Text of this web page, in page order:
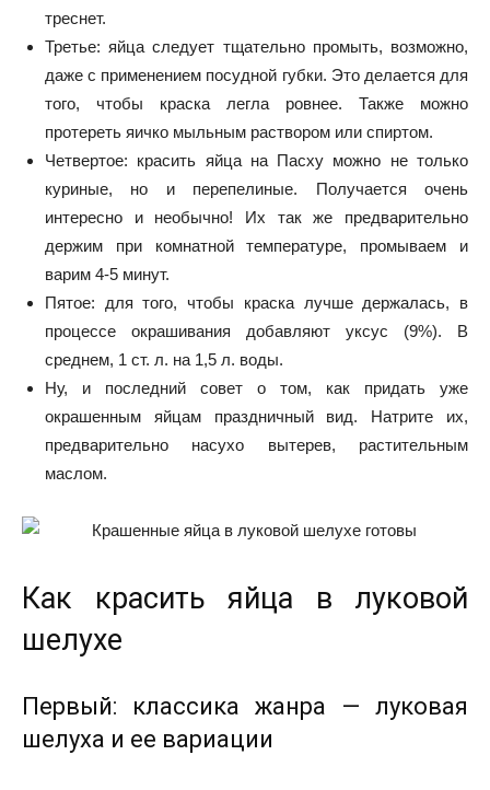
треснет.
Третье: яйца следует тщательно промыть, возможно,
даже с применением посудной губки. Это делается для
того, чтобы краска легла ровнее. Также можно
протереть яичко мыльным раствором или спиртом.
Четвертое: красить яйца на Пасху можно не только
куриные, но и перепелиные. Получается очень
интересно и необычно! Их так же предварительно
держим при комнатной температуре, промываем и
варим 4-5 минут.
Пятое: для того, чтобы краска лучше держалась, в
процессе окрашивания добавляют уксус (9%). В
среднем, 1 ст. л. на 1,5 л. воды.
Ну, и последний совет о том, как придать уже
окрашенным яйцам праздничный вид. Натрите их,
предварительно насухо вытерев, растительным
маслом.
Как красить яйца в луковой
шелухе
Первый: классика жанра — луковая
шелуха и ее вариации